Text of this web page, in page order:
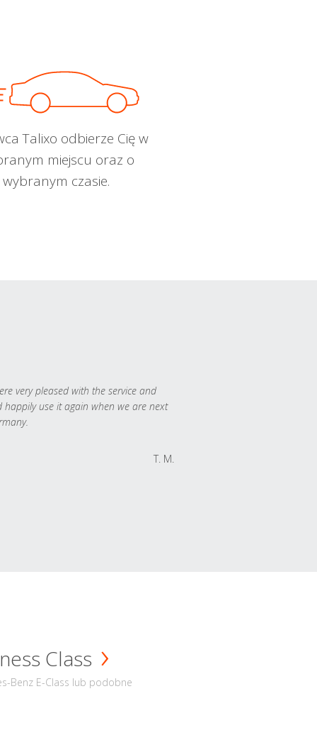
Talixo odbierze Cię w
miejscu oraz o
wybranym czasie.
very pleased with the service and
happily use it again when we are next
T. M.
Class
Benz E-Class lub podobne